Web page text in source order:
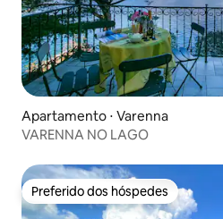
Apartamento ⋅ Varenna
VARENNA NO LAGO
Preferido dos hóspedes
Preferido dos hóspedes